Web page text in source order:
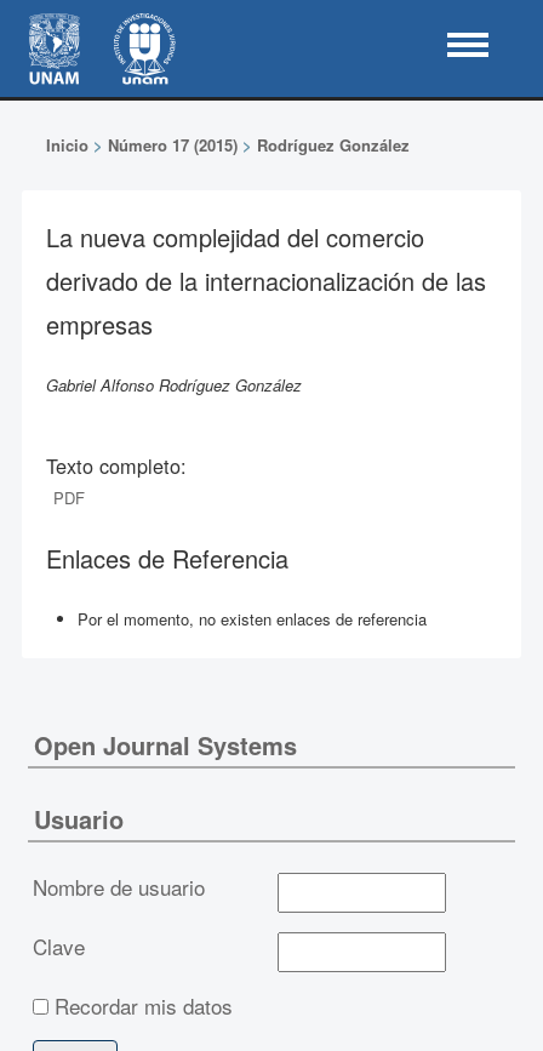
Inicio> Número 17 (2015)> Rodríguez González
La nueva complejidad del comercio
derivado de la internacionalización de las
empresas
Gabriel Alfonso Rodríguez González
Texto completo:
PDF
Enlaces de Referencia
Por el momento, no existen enlaces de referencia
Open Journal Systems
Usuario
Nombre de usuario
Clave
Recordar mis datos